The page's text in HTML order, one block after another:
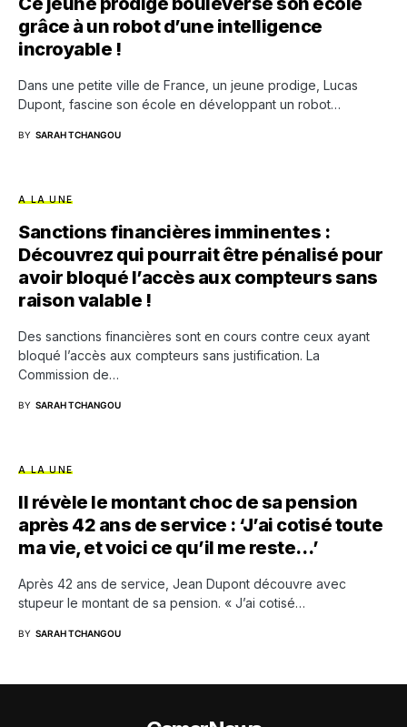
grâce à un robot d’une intelligence
incroyable !
Dans une petite ville de France, un jeune prodige, Lucas
Dupont, fascine son école en développant un robot…
BY SARAH TCHANGOU
A LA UNE
Sanctions financières imminentes :
Découvrez qui pourrait être pénalisé pour
avoir bloqué l’accès aux compteurs sans
raison valable !
Des sanctions financières sont en cours contre ceux ayant
bloqué l’accès aux compteurs sans justification. La
Commission de…
BY SARAH TCHANGOU
A LA UNE
Il révèle le montant choc de sa pension
après 42 ans de service : ‘J’ai cotisé toute
ma vie, et voici ce qu’il me reste…’
Après 42 ans de service, Jean Dupont découvre avec
stupeur le montant de sa pension. « J’ai cotisé…
BY SARAH TCHANGOU